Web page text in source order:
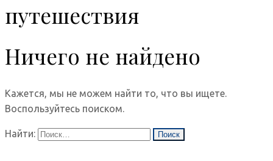
путешествия
Ничего не найдено
Кажется, мы не можем найти то, что вы ищете.
Воспользуйтесь поиском.
Найти: